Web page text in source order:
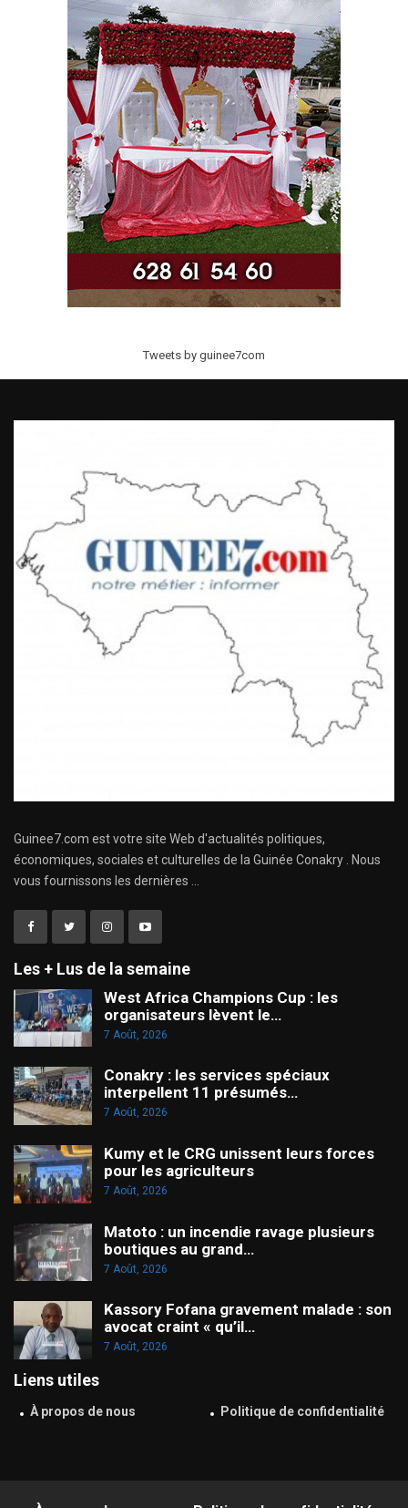
Tweets by guinee7com
Guinee7.com est votre site Web d'actualités politiques,
économiques, sociales et culturelles de la Guinée Conakry . Nous
vous fournissons les dernières ...
Les + Lus de la semaine
West Africa Champions Cup : les
organisateurs lèvent le…
7 Août, 2026
Conakry : les services spéciaux
interpellent 11 présumés…
7 Août, 2026
Kumy et le CRG unissent leurs forces
pour les agriculteurs
7 Août, 2026
Matoto : un incendie ravage plusieurs
boutiques au grand…
7 Août, 2026
Kassory Fofana gravement malade : son
avocat craint « qu’il…
7 Août, 2026
Liens utiles
À propos de nous Politique de confidentialité